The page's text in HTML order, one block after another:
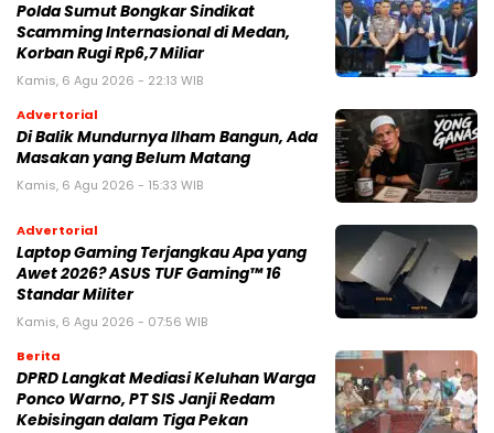
Polda Sumut Bongkar Sindikat
Scamming Internasional di Medan,
Korban Rugi Rp6,7 Miliar
Kamis, 6 Agu 2026 - 22:13 WIB
Advertorial
Di Balik Mundurnya Ilham Bangun, Ada
Masakan yang Belum Matang
Kamis, 6 Agu 2026 - 15:33 WIB
Advertorial
Laptop Gaming Terjangkau Apa yang
Awet 2026? ASUS TUF Gaming™ 16
Standar Militer
Kamis, 6 Agu 2026 - 07:56 WIB
Berita
DPRD Langkat Mediasi Keluhan Warga
Ponco Warno, PT SIS Janji Redam
Kebisingan dalam Tiga Pekan